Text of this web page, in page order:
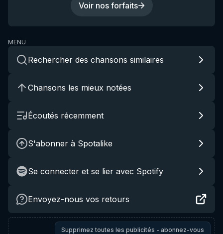
Voir nos forfaits
MENU
Rechercher des chansons similaires
Chansons les mieux notées
Écoutés récemment
S'abonner à Spotalike
Se connecter et se lier avec Spotify
Envoyez-nous vos retours
Supprimez toutes les publicités - abonnez-vous